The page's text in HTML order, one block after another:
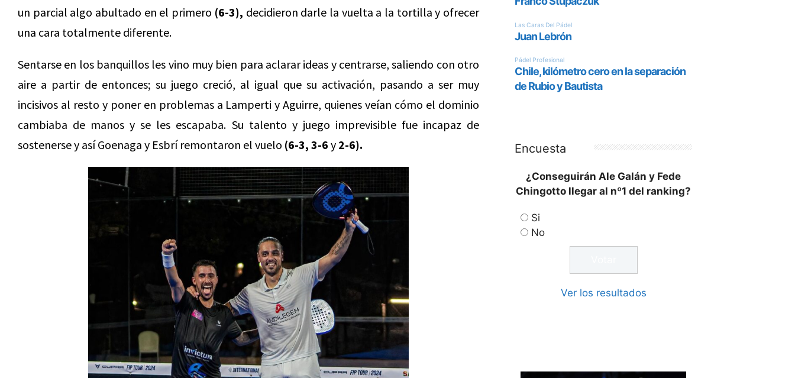
un parcial algo abultado en el primero (6-3), decidieron darle la vuelta a la tortilla y ofrecer
una cara totalmente diferente.
Sentarse en los banquillos les vino muy bien para aclarar ideas y centrarse, saliendo con otro
aire a partir de entonces; su juego creció, al igual que su activación, pasando a ser muy
incisivos al resto y poner en problemas a Lamperti y Aguirre, quienes veían cómo el dominio
cambiaba de manos y se les escapaba. Su talento y juego imprevisible fue incapaz de
sostenerse y así Goenaga y Esbrí remontaron el vuelo (6-3, 3-6 y 2-6). Encuesta
¿Conseguirán Ale Galán y Fede
Chingotto llegar al nº1 del ranking?
Si
No
Ver los resultados